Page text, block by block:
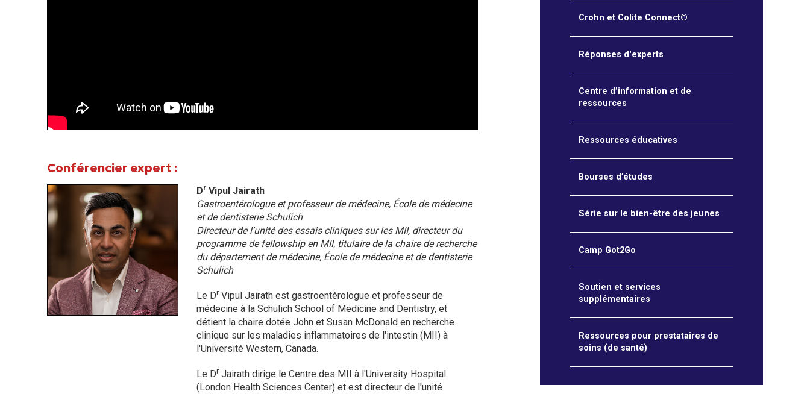
Conférencier expert :
Dr Vipul Jairath
Gastroentérologue et professeur de médecine, École de médecine
et de dentisterie Schulich
Directeur de l’unité des essais cliniques sur les MII, directeur du
programme de fellowship en MII, titulaire de la chaire de recherche
du département de médecine, École de médecine et de dentisterie
Schulich
Le Dr Vipul Jairath est gastroentérologue et professeur de
médecine à la Schulich School of Medicine and Dentistry, et
détient la chaire dotée John et Susan McDonald en recherche
clinique sur les maladies inflammatoires de l'intestin (MII) à
l'Université Western, Canada.
Le Dr Jairath dirige le Centre des MII à l'University Hospital
(London Health Sciences Center) et est directeur de l'unité
Crohn et Colite Connect®
Réponses d'experts
Centre d’information et de
ressources
Ressources éducatives
Bourses d’études
Série sur le bien-être des jeunes
Camp Got2Go
Soutien et services
supplémentaires
Ressources pour prestataires de
soins (de santé)